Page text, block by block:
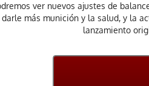
ver nuevos ajustes de
más munición y la salud, y la
lanzamiento